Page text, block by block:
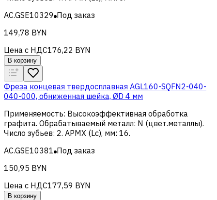
AC.GSE10329 Под заказ
149,78 BYN
Цена с НДС176,22 BYN
В корзину
Фреза концевая твердосплавная AGL160-SQFN2-040-
040-000, обниженная шейка, ØD 4 мм
Применяемость: Высокоэффективная обработка
графита. Обрабатываемый металл: N (цвет.металлы).
Число зубьев: 2. APMX (Lc), мм: 16.
AC.GSE10381 Под заказ
150,95 BYN
Цена с НДС177,59 BYN
В корзину